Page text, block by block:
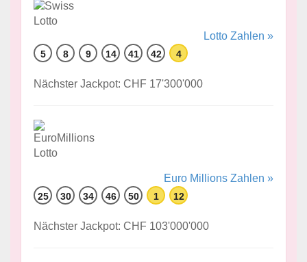
Lotto Zahlen »
5 8 9 14 41 42 4
Nächster Jackpot: CHF 17'300'000
Euro Millions Zahlen »
25 30 34 46 50 1 12
Nächster Jackpot: CHF 103'000'000